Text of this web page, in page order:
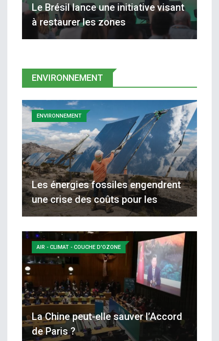
Le Brésil lance une initiative visant
à restaurer les zones
ENVIRONNEMENT
Les énergies fossiles engendrent
une crise des coûts pour les
ENVIRONNEMENT
La Chine peut-elle sauver l’Accord
de Paris ?
AIR - CLIMAT - COUCHE D'OZONE